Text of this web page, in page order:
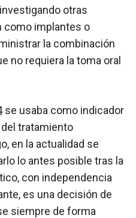
otras
como implantes o
la combinación
no requiera la toma oral
se usaba como indicador
tratamiento
en la actualidad se
lo antes posible tras la
con independencia
es una decisión de
siempre de forma